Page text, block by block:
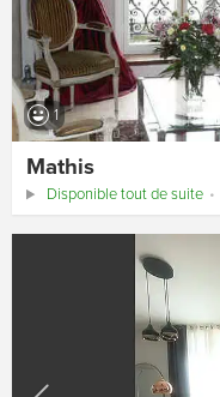
1
Mathis
Disponible tout de suite